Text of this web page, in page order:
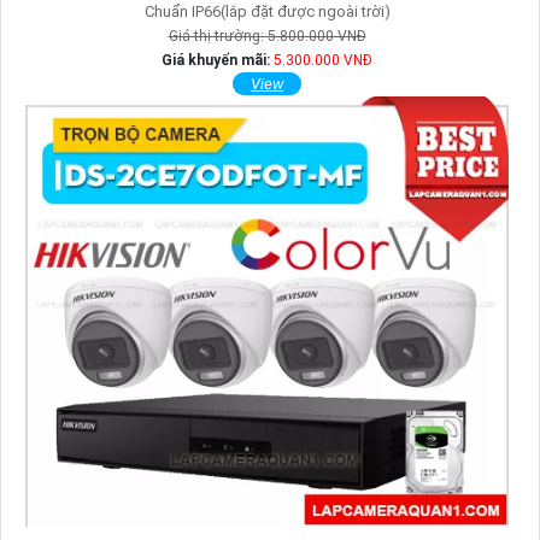
Chuẩn IP66(lắp đặt được ngoài trời)
Giá thị trường: 5.800.000 VNĐ
Giá khuyến mãi: 5.300.000 VNĐ
View